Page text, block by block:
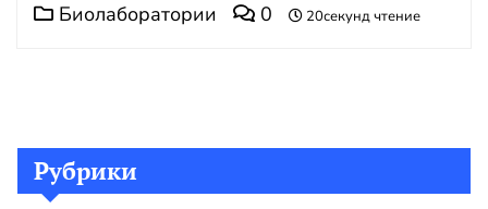
Биолаборатории 0 20секунд чтение
Рубрики